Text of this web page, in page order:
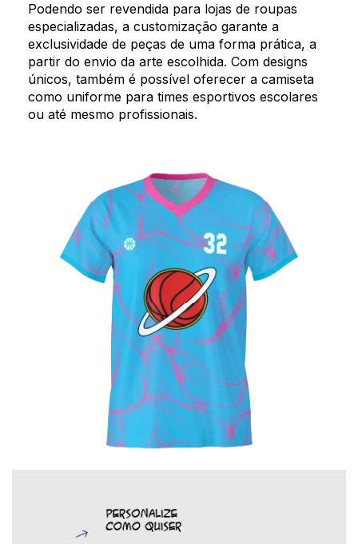
Podendo ser revendida para lojas de roupas
especializadas, a customização garante a
exclusividade de peças de uma forma prática, a
partir do envio da arte escolhida. Com designs
únicos, também é possível oferecer a camiseta
como uniforme para times esportivos escolares
ou até mesmo profissionais.